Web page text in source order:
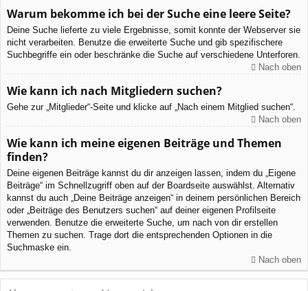
Warum bekomme ich bei der Suche eine leere Seite?
Deine Suche lieferte zu viele Ergebnisse, somit konnte der Webserver sie
nicht verarbeiten. Benutze die erweiterte Suche und gib spezifischere
Suchbegriffe ein oder beschränke die Suche auf verschiedene Unterforen.
Nach oben
Wie kann ich nach Mitgliedern suchen?
Gehe zur „Mitglieder“-Seite und klicke auf „Nach einem Mitglied suchen“.
Nach oben
Wie kann ich meine eigenen Beiträge und Themen
finden?
Deine eigenen Beiträge kannst du dir anzeigen lassen, indem du „Eigene
Beiträge“ im Schnellzugriff oben auf der Boardseite auswählst. Alternativ
kannst du auch „Deine Beiträge anzeigen“ in deinem persönlichen Bereich
oder „Beiträge des Benutzers suchen“ auf deiner eigenen Profilseite
verwenden. Benutze die erweiterte Suche, um nach von dir erstellen
Themen zu suchen. Trage dort die entsprechenden Optionen in die
Suchmaske ein.
Nach oben